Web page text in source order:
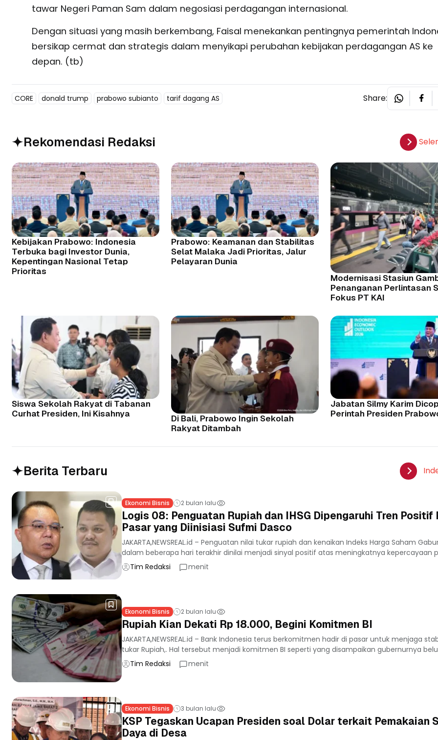
tawar Negeri Paman Sam dalam negosiasi perdagangan internasional.
Dengan situasi yang masih berkembang, Faisal menekankan pentingnya pemerintah
bersikap cermat dan strategis dalam menyikapi perubahan kebijakan perdagangan AS ke
depan. (tb)
CORE donald trump prabowo subianto tarif dagang AS Share:
Rekomendasi Redaksi
Kebijakan Prabowo: Indonesia
Terbuka bagi Investor Dunia,
Kepentingan Nasional Tetap
Prioritas
Prabowo: Keamanan dan Stabilitas
Selat Malaka Jadi Prioritas, Jalur
Pelayaran Dunia
Modernisasi Stasiun
Penanganan Perlintasan
Fokus PT KAI
Siswa Sekolah Rakyat di Tabanan
Curhat Presiden, Ini Kisahnya
Di Bali, Prabowo Ingin Sekolah
Rakyat Ditambah
Jabatan Silmy Karim
Perintah Presiden
Berita Terbaru
Ekonomi Bisnis 2 bulan lalu
Logis 08: Penguatan Rupiah dan IHSG Dipengaruhi Tren Positif
Pasar yang Diinisiasi Sufmi Dasco
JAKARTA,NEWSREAL.id – Penguatan nilai tukar rupiah dan kenaikan Indeks Harga Saham
dalam beberapa hari terakhir dinilai menjadi sinyal positif atas meningkatnya kepercayaan
Tim Redaksi
menit
Ekonomi Bisnis 2 bulan lalu
Rupiah Kian Dekati Rp 18.000, Begini Komitmen BI
JAKARTA,NEWSREAL.id – Bank Indonesia terus berkomitmen hadir di pasar untuk menjaga
tukar Rupiah,. Hal tersebut menjadi komitmen BI seperti yang disampaikan gubernurnya
Tim Redaksi
menit
Ekonomi Bisnis 3 bulan lalu
KSP Tegaskan Ucapan Presiden soal Dolar terkait Pemakaian
Daya di Desa